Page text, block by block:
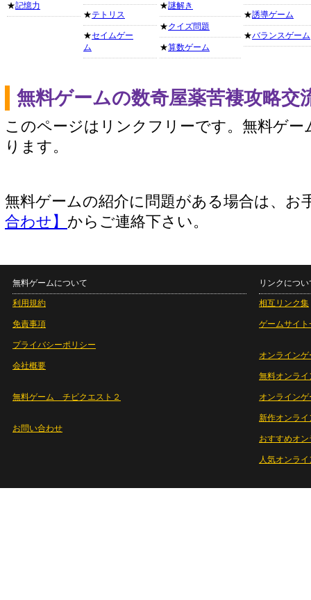
★記憶力
★テトリス
★セイムゲー
ム
★謎解き
★クイズ問題
★算数ゲーム
★誘導ゲーム
★バランスゲーム
無料ゲームの数奇屋薬苦褄攻略交
このページはリンクフリーです。無料ゲー
ります。
無料ゲームの紹介に問題がある場合は、お
合わせ】 からご連絡下さい。
無料ゲームについて
利用規約
免責事項
プライバシーポリシー
会社概要
無料ゲーム チビクエスト２
お問い合わせ
リンクについ
相互リンク集
ゲームサイト
オンラインゲ
無料オンライ
オンライン
新作オンライ
おすすめオ
人気オンラ